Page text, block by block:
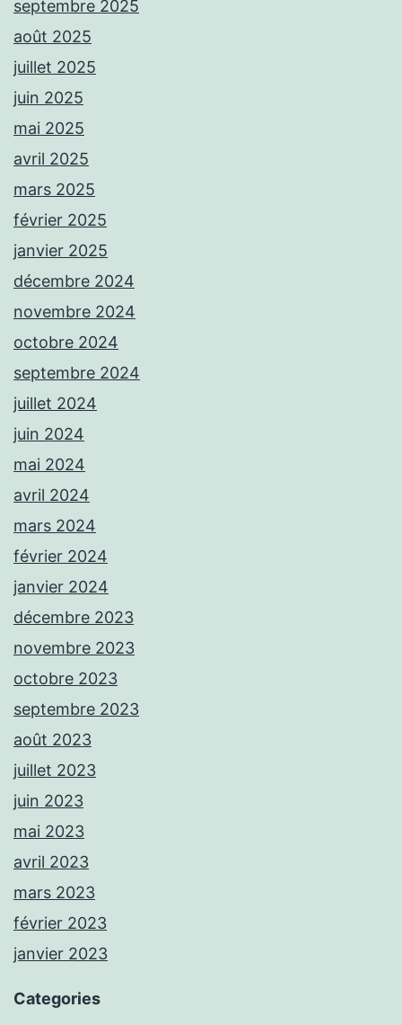
septembre 2025
août 2025
juillet 2025
juin 2025
mai 2025
avril 2025
mars 2025
février 2025
janvier 2025
décembre 2024
novembre 2024
octobre 2024
septembre 2024
juillet 2024
juin 2024
mai 2024
avril 2024
mars 2024
février 2024
janvier 2024
décembre 2023
novembre 2023
octobre 2023
septembre 2023
août 2023
juillet 2023
juin 2023
mai 2023
avril 2023
mars 2023
février 2023
janvier 2023
Categories